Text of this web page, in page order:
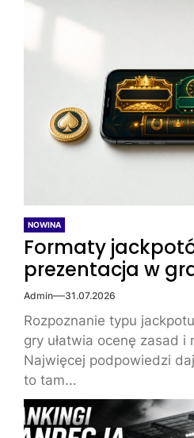
NOWINA
Formaty
prezentacja w
Admin 31.07.2026
Rozpoznanie typu
gry ułatwia ocenę zasad i
Najwięcej podpowiedzi
to tam...